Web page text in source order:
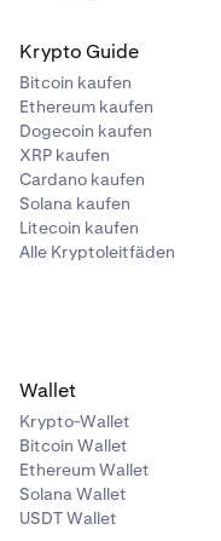
Krypto Guide
Bitcoin kaufen
Ethereum kaufen
Dogecoin kaufen
XRP kaufen
Cardano kaufen
Solana kaufen
Litecoin kaufen
Alle Kryptoleitfäden
Wallet
Krypto-Wallet
Bitcoin Wallet
Ethereum Wallet
Solana Wallet
USDT Wallet